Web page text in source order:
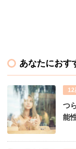
あなたにおす
12
つ
能